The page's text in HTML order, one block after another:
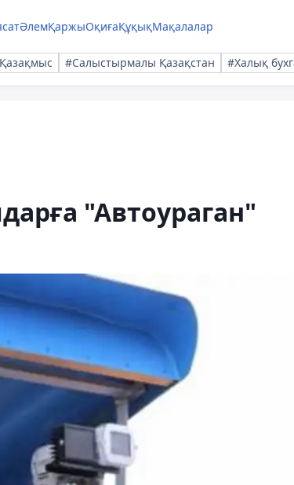
ӘлемҚаржыОқиғаҚұқықМақалалар
#Салыстырмалы Қазақстан #Халық
"Автоураган"